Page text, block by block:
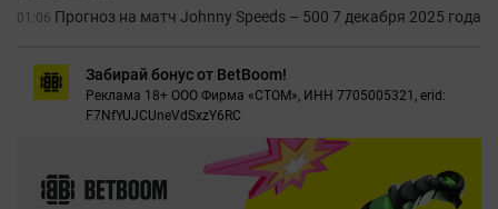
01:06 Прогноз на матч Johnny Speeds – 500 7 декабря 2025 года
Забирай бонус от BetBoom!
Реклама 18+ ООО Фирма «СТОМ», ИНН 7705005321, erid:
F7NfYUJCUneVdSxzY6RC